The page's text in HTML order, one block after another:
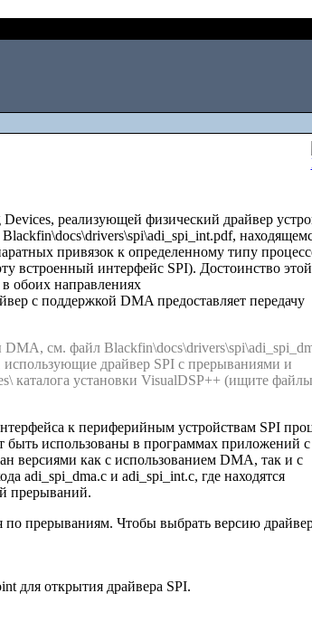
реализующей физический драйвер
привязок к определенному типу
встроенный интерфейс SPI). Достоинство этой
обоих направлениях
с поддержкой DMA предоставляет передачу
см. файл
драйвер SPI с прерываниями и
каталога установки VisualDSP++ (ищите
к периферийным устройствам SPI
быть использованы в программах приложений
версиями как с использованием DMA, так и с
adi_spi_dma.c и adi_spi_int.c, где находятся
прерываний.
по прерываниям. Чтобы выбрать версию
для открытия драйвера SPI.